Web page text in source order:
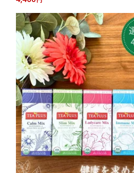
化不良 美肌 免疫 花粉症 カモミール ペ
ボス茶 生姜